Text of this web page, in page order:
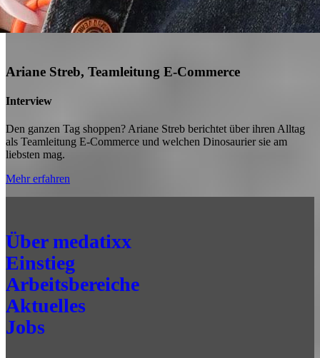
Ariane Streb, Teamleitung E-Commerce
Interview
Den ganzen Tag shoppen? Ariane Streb berichtet über ihren Alltag
als Teamleitung E-Commerce und welchen Dinosaurier sie am
liebsten mag.
Mehr erfahren
Über medatixx
Einstieg
Arbeitsbereiche
Aktuelles
Jobs